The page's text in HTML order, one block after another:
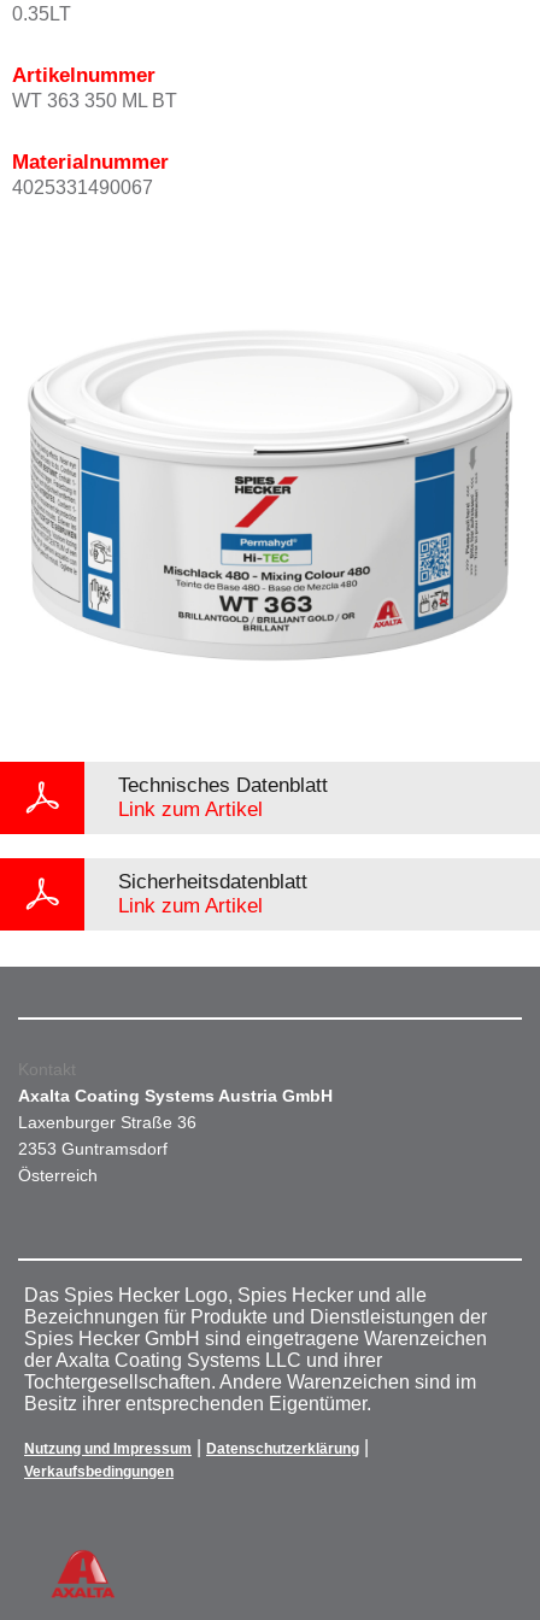
0.35LT
Artikelnummer
WT 363 350 ML BT
Materialnummer
4025331490067
Technisches Datenblatt
Link zum Artikel
Sicherheitsdatenblatt
Link zum Artikel
Kontakt
Axalta Coating Systems Austria GmbH
Laxenburger Straße 36
2353 Guntramsdorf
Österreich
Das Spies Hecker Logo, Spies Hecker und alle
Bezeichnungen für Produkte und Dienstleistungen der
Spies Hecker GmbH sind eingetragene Warenzeichen
der Axalta Coating Systems LLC und ihrer
Tochtergesellschaften. Andere Warenzeichen sind im
Besitz ihrer entsprechenden Eigentümer.
Nutzung und Impressum Datenschutzerklärung
Verkaufsbedingungen